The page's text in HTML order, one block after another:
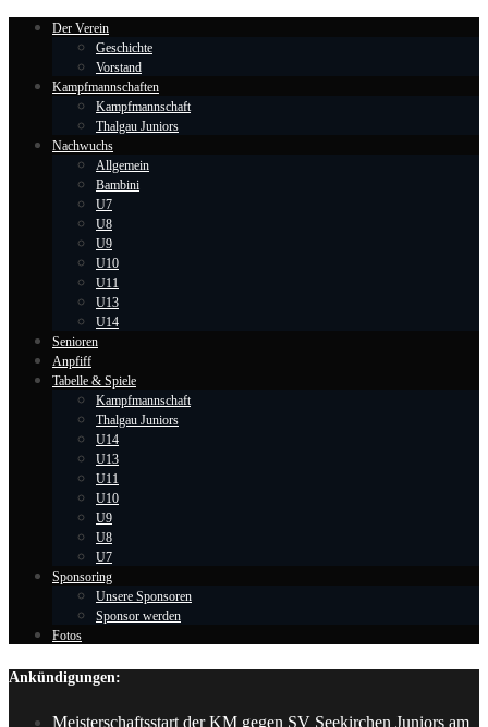
Der Verein
Geschichte
Vorstand
Kampfmannschaften
Kampfmannschaft
Thalgau Juniors
Nachwuchs
Allgemein
Bambini
U7
U8
U9
U10
U11
U13
U14
Senioren
Anpfiff
Tabelle & Spiele
Kampfmannschaft
Thalgau Juniors
U14
U13
U11
U10
U9
U8
U7
Sponsoring
Unsere Sponsoren
Sponsor werden
Fotos
Ankündigungen:
Meisterschaftsstart der KM gegen SV Seekirchen Juniors am